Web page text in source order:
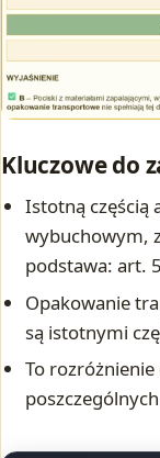
Kluczowe do
Istotną częścią
wybuchowym,
podstawa: art.
Opakowanie
są istotnymi
To